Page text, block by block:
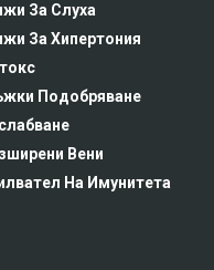
За Слуха
За Хипертония
Подобряване
Вени
На Имунитета